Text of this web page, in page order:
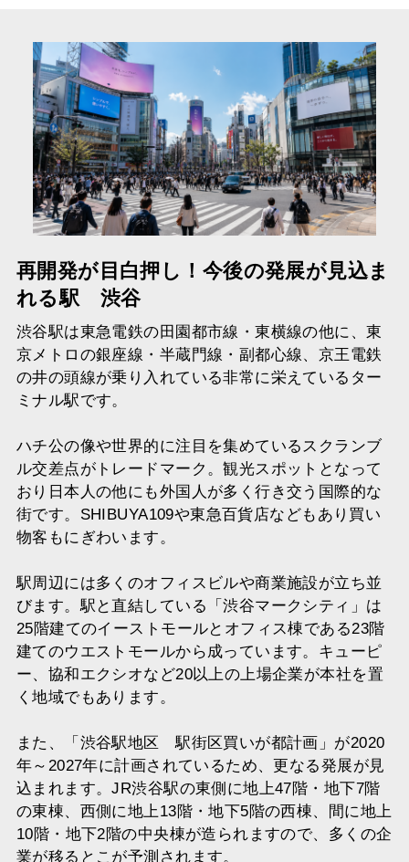
再開発が目白押し！今後の発展が見込ま
れる駅 渋谷
渋谷駅は東急電鉄の田園都市線・東横線の他に、東
京メトロの銀座線・半蔵門線・副都心線、京王電鉄
の井の頭線が乗り入れている非常に栄えているター
ミナル駅です。
ハチ公の像や世界的に注目を集めているスクランブ
ル交差点がトレードマーク。観光スポットとなって
おり日本人の他にも外国人が多く行き交う国際的な
街です。SHIBUYA109や東急百貨店などもあり買い
物客もにぎわいます。
駅周辺には多くのオフィスビルや商業施設が立ち並
びます。駅と直結している「渋谷マークシティ」は
25階建てのイーストモールとオフィス棟である23階
建てのウエストモールから成っています。キューピ
ー、協和エクシオなど20以上の上場企業が本社を置
く地域でもあります。
また、「渋谷駅地区 駅街区買いが都計画」が2020
年～2027年に計画されているため、更なる発展が見
込まれます。JR渋谷駅の東側に地上47階・地下7階
の東棟、西側に地上13階・地下5階の西棟、間に地上
10階・地下2階の中央棟が造られますので、多くの企
業が移るとこが予測されます。